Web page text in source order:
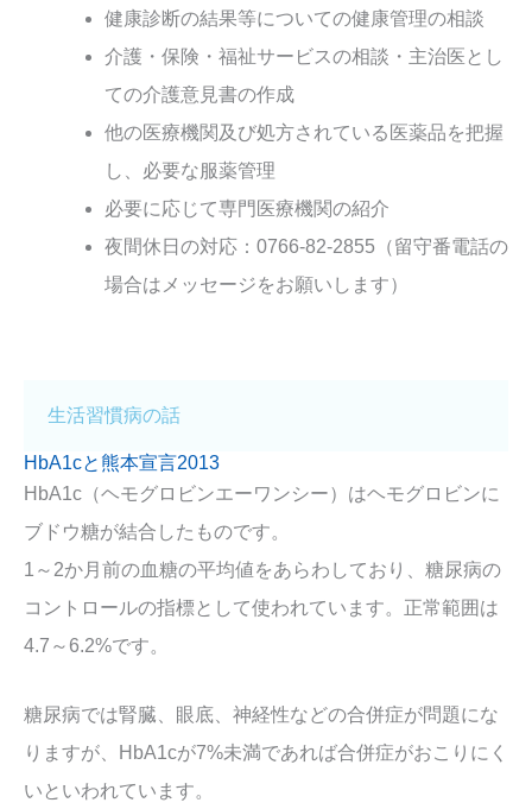
健康診断の結果等についての健康管理の相談
介護・保険・福祉サービスの相談・主治医とし
ての介護意見書の作成
他の医療機関及び処方されている医薬品を把握
し、必要な服薬管理
必要に応じて専門医療機関の紹介
夜間休日の対応：0766-82-2855（留守番電話の
場合はメッセージをお願いします）
生活習慣病の話
HbA1cと熊本宣言2013
HbA1c（ヘモグロビンエーワンシー）はヘモグロビンに
ブドウ糖が結合したものです。
1～2か月前の血糖の平均値をあらわしており、糖尿病の
コントロールの指標として使われています。正常範囲は
4.7～6.2%です。
糖尿病では腎臓、眼底、神経性などの合併症が問題にな
りますが、HbA1cが7%未満であれば合併症がおこりにく
いといわれています。